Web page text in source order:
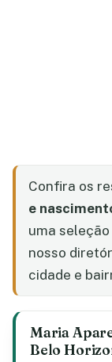
Confira os
e
uma
nosso
cidade e
Maria
Belo